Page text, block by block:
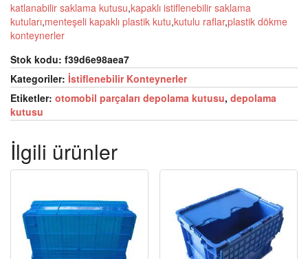
katlanabilir saklama kutusu,kapaklı istiflenebilir saklama
kutuları,menteşeli kapaklı plastik kutu,kutulu raflar,plastik dökme
konteynerler
Stok kodu: f39d6e98aea7
Kategoriler: İstiflenebilir Konteynerler
Etiketler: otomobil parçaları depolama kutusu, depolama
kutusu
İlgili ürünler